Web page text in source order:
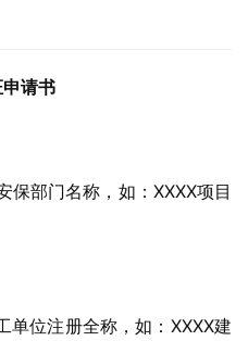
请书
部门名称，如：XXXX项目
单位注册全称，如：XXXX建